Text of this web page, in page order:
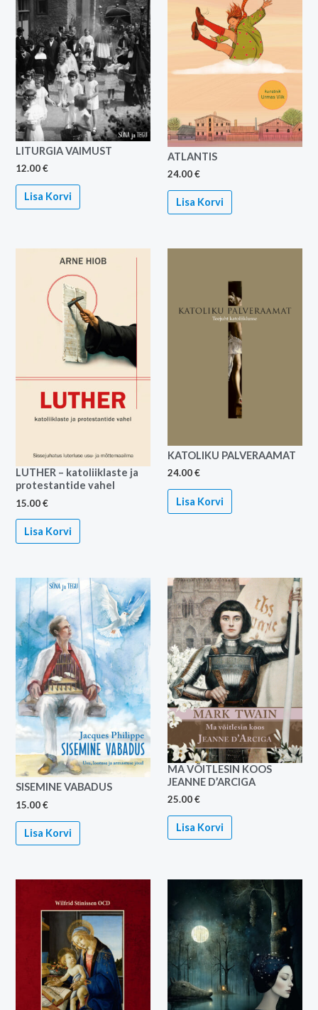
LITURGIA VAIMUST
12.00€
Lisa Korvi
ATLANTIS
24.00€
Lisa Korvi
LUTHER – katoliiklaste ja
protestantide vahel
15.00€
Lisa Korvi
KATOLIKU PALVERAAMAT
24.00€
Lisa Korvi
SISEMINE VABADUS
15.00€
Lisa Korvi
MA VÕITLESIN KOOS
JEANNE D’ARCIGA
25.00€
Lisa Korvi